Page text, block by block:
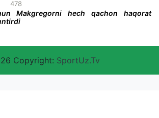
478
Makgregorni hech qachon haqorat
Copyright: SportUz.Tv